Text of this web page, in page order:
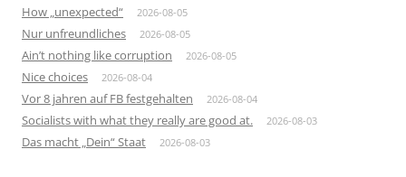
How „unexpected“ 2026-08-05
Nur unfreundliches 2026-08-05
Ain’t nothing like corruption 2026-08-05
Nice choices 2026-08-04
Vor 8 jahren auf FB festgehalten 2026-08-04
Socialists with what they really are good at. 2026-08-03
Das macht „Dein“ Staat 2026-08-03